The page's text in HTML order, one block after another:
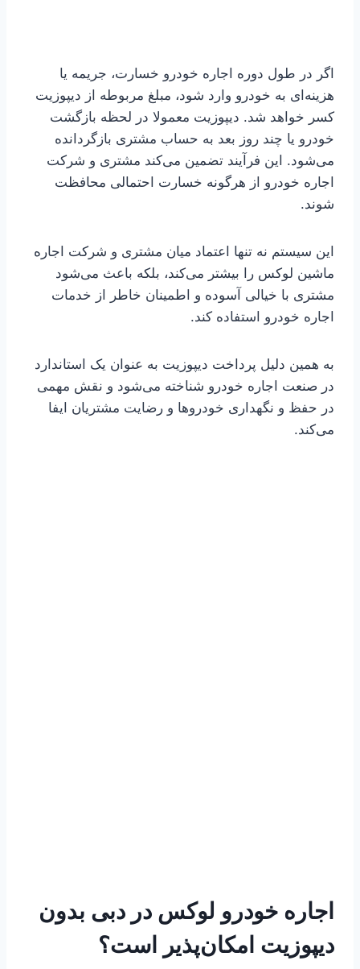
اگر در طول دوره اجاره خودرو خسارت، جریمه یا
هزینه‌ای به خودرو وارد شود، مبلغ مربوطه از دیپوزیت
کسر خواهد شد. دیپوزیت معمولا در لحظه بازگشت
خودرو یا چند روز بعد به حساب مشتری بازگردانده
می‌شود. این فرآیند تضمین می‌کند مشتری و شرکت
اجاره خودرو از هرگونه خسارت احتمالی محافظت
شوند.
این سیستم نه تنها اعتماد میان مشتری و شرکت اجاره
ماشین لوکس را بیشتر می‌کند، بلکه باعث می‌شود
مشتری با خیالی آسوده و اطمینان خاطر از خدمات
اجاره خودرو استفاده کند.
به همین دلیل پرداخت دیپوزیت به عنوان یک استاندارد
در صنعت اجاره خودرو شناخته می‌شود و نقش مهمی
در حفظ و نگهداری خودروها و رضایت مشتریان ایفا
می‌کند.
اجاره خودرو لوکس در دبی بدون
دیپوزیت امکان‌پذیر است؟